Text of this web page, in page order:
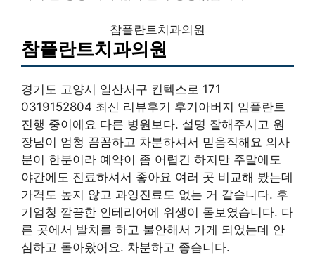
참플란트치과의원
참플란트치과의원
경기도 고양시 일산서구 킨텍스로 171
0319152804 최신 리뷰후기 후기아버지 임플란트
진행 중이에요 다른 병원보다. 설명 잘해주시고 원
장님이 엄청 꼼꼼하고 차분하셔서 믿음직해요 의사
분이 한분이라 예약이 좀 어렵긴 하지만 주말에도
야간에도 진료하셔서 좋아요 여러 곳 비교해 봤는데
가격도 높지 않고 과잉진료도 없는 거 같습니다. 후
기엄청 깔끔한 인테리어에 위생이 돋보였습니다. 다
른 곳에서 발치를 하고 불안해서 가게 되었는데 안
심하고 돌아왔어요. 차분하고 좋습니다.